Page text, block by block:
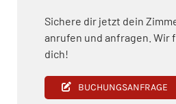
Sichere dir jetzt dein
anrufen und anfragen. Wir
dich!
BUCHUNGSANFRAGE